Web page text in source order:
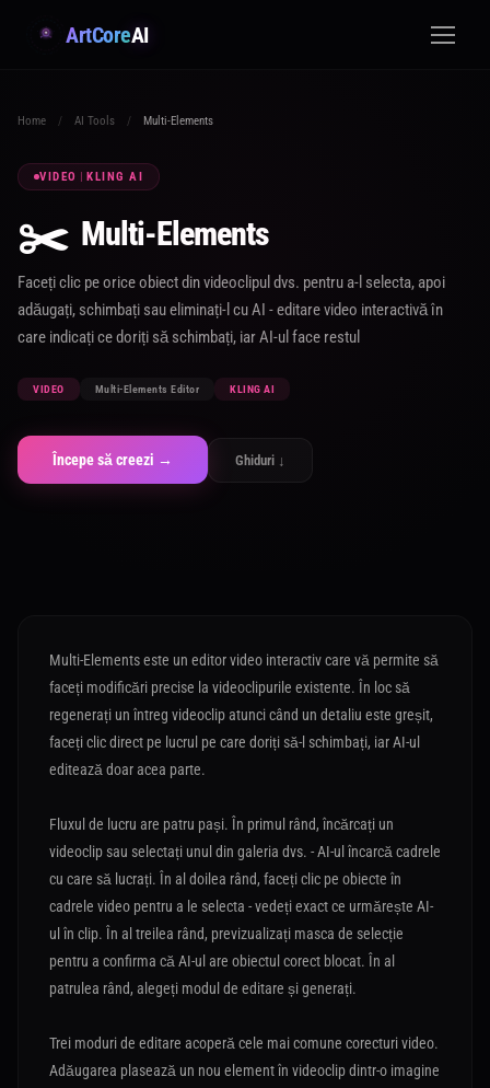
ArtCoreAI
Home / AI Tools / Multi-Elements
VIDEO | KLING AI
✂️ Multi-Elements
Faceți clic pe orice obiect din videoclipul dvs. pentru a-l selecta, apoi
adăugați, schimbați sau eliminați-l cu AI - editare video interactivă în
care indicați ce doriți să schimbați, iar AI-ul face restul
VIDEO Multi-Elements Editor KLING AI
Începe să creezi → Ghiduri ↓
Multi-Elements este un editor video interactiv care vă permite să
faceți modificări precise la videoclipurile existente. În loc să
regenerați un întreg videoclip atunci când un detaliu este greșit,
faceți clic direct pe lucrul pe care doriți să-l schimbați, iar AI-ul
editează doar acea parte.
Fluxul de lucru are patru pași. În primul rând, încărcați un
videoclip sau selectați unul din galeria dvs. - AI-ul încarcă cadrele
cu care să lucrați. În al doilea rând, faceți clic pe obiecte în
cadrele video pentru a le selecta - vedeți exact ce urmărește AI-
ul în clip. În al treilea rând, previzualizați masca de selecție
pentru a confirma că AI-ul are obiectul corect blocat. În al
patrulea rând, alegeți modul de editare și generați.
Trei moduri de editare acoperă cele mai comune corecturi video.
Adăugarea plasează un nou element în videoclip dintr-o imagine